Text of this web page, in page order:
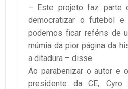
– Este projeto faz parte
democratizar o futebol e
podemos ficar reféns de
múmia da pior página da
a ditadura – disse.
Ao parabenizar o autor e
presidente da CE, Cyro